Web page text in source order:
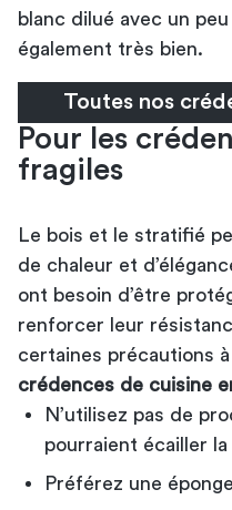
blanc dilué avec un
également très bien.
Toutes nos
Pour les
fragiles
Le bois et le stratifié
de chaleur et
ont besoin d’être
renforcer leur
certaines précautions
crédences de cuisine
N’utilisez pas de
pourraient écailler
Préférez une